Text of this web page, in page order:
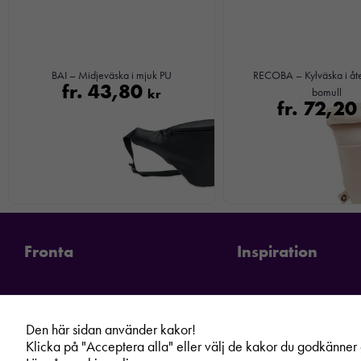
BAI – Midjeväska i mjuk PU
fr. 43,80 kr
RECOBA – Kylväska i
bomull
fr.
Fronta Inspiration
Den här sidan använder kakor!
Klicka på "Acceptera alla" eller välj de kakor du